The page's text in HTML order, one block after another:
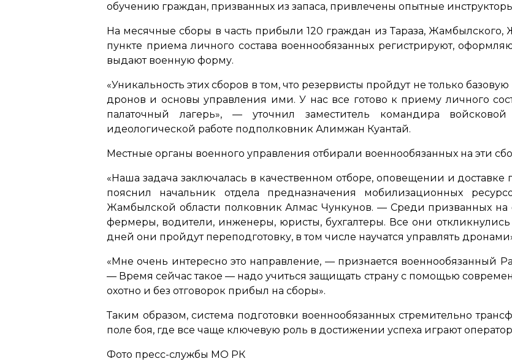
обучению граждан, призванных из запаса, привлечены опытные
На месячные сборы в часть прибыли 120 граждан из Тараза, Жамбылского,
пункте приема личного состава военнообязанных регистрируют,
выдают военную форму.
«Уникальность этих сборов в том, что резервисты пройдут не только базовую
дронов и основы управления ими. У нас все готово к приему личного
палаточный лагерь»,— уточнил заместитель командира войсковой
идеологической работе подполковник Алимжан Куантай.
Местные органы военного управления отбирали военнообязанных на эти
«Наша задача заключалась в качественном отборе, оповещении и
пояснил начальник отдела предназначения мобилизационных
Жамбылской области полковник Алмас Чункунов. — Среди призванных
фермеры, водители, инженеры, юристы, бухгалтеры. Все они
дней они пройдут переподготовку, в том числе научатся управлять
«Мне очень интересно это направление, —признается военнообязанный
— Время сейчас такое — надо учиться защищать страну с помощью
охотно и без отговорок прибыл на сборы».
Таким образом, система подготовки военнообязанных стремительно
поле боя, где все чаще ключевую роль в достижении успеха играют
Фото пресс-службы МО РК